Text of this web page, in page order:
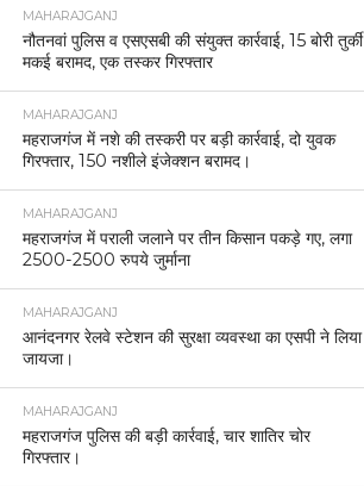
MAHARAJGANJ
नौतनवां पुलिस व एसएसबी की संयुक्त कार्रवाई, 15 बोरी तुर्की
मकई बरामद, एक तस्कर गिरफ्तार
MAHARAJGANJ
महराजगंज में नशे की तस्करी पर बड़ी कार्रवाई, दो युवक
गिरफ्तार, 150 नशीले इंजेक्शन बरामद।
MAHARAJGANJ
महराजगंज में पराली जलाने पर तीन किसान पकड़े गए, लगा
2500-2500 रुपये जुर्माना
MAHARAJGANJ
आनंदनगर रेलवे स्टेशन की सुरक्षा व्यवस्था का एसपी ने लिया
जायजा।
MAHARAJGANJ
महराजगंज पुलिस की बड़ी कार्रवाई, चार शातिर चोर
गिरफ्तार।